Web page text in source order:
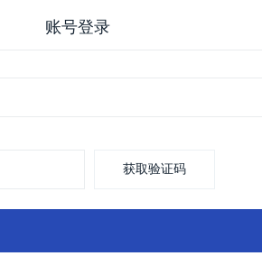
账号登录
获取验证码